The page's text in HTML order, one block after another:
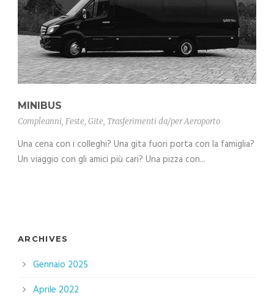
MINIBUS
Compleanni, Feste, Gite, Trasferimenti da/per Aeroporto
Una cena con i colleghi? Una gita fuori porta con la famiglia?
Un viaggio con gli amici più cari? Una pizza con...
ARCHIVES
Gennaio 2025
Aprile 2022